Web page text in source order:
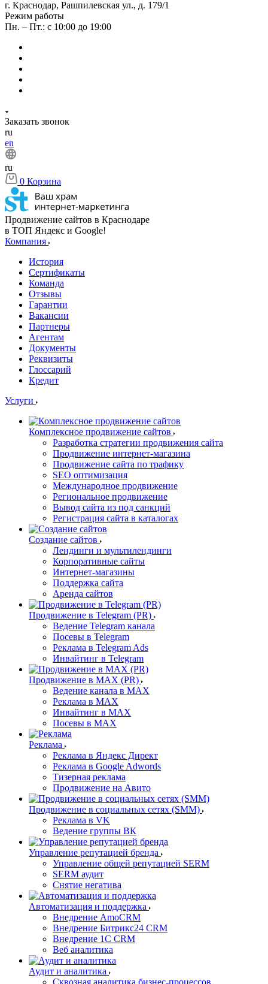
г. Краснодар, Рашпилевская ул., д. 179/1
Режим работы
Пн. – Пт.: с 10:00 до 19:00
Заказать звонок
ru
en
ru
0 Корзина
Продвижение сайтов в Краснодаре
в ТОП Яндекс и Google!
Компания
История
Сертификаты
Команда
Отзывы
Гарантии
Вакансии
Партнеры
Агентам
Документы
Реквизиты
Глоссарий
Кредит
Услуги
Комплексное продвижение сайтов
Разработка стратегии продвижения сайта
Продвижение интернет-магазина
Продвижение сайта по трафику
SEO оптимизация
Международное продвижение
Региональное продвижение
Вывод сайта из под санкций
Регистрация сайта в каталогах
Создание сайтов
Лендинги и мультилендинги
Корпоративные сайты
Интернет-магазины
Поддержка сайта
Аренда сайтов
Продвижение в Telegram (PR)
Ведение Telegram канала
Посевы в Telegram
Реклама в Telegram Ads
Инвайтинг в Telegram
Продвижение в MAX (PR)
Ведение канала в MAX
Реклама в MAX
Инвайтинг в MAX
Посевы в MAX
Реклама
Реклама в Яндекс Директ
Реклама в Google Adwords
Тизерная реклама
Продвижение на Авито
Продвижение в социальных сетях (SMM)
Реклама в VK
Ведение группы ВК
Управление репутацией бренда
Управление общей репутацией SERM
SERM аудит
Снятие негатива
Автоматизация и поддержка
Внедрение AmoCRM
Внедрение Битрикс24 CRM
Внедрение 1C CRM
Веб аналитика
Аудит и аналитика
Сквозная аналитика бизнес-процессов